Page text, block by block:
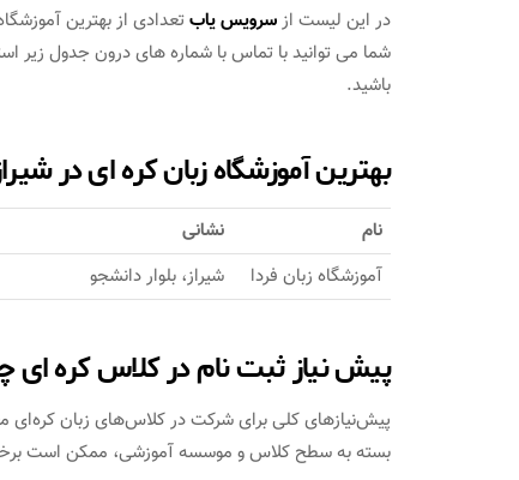
در این لیست ازسرویس یابتعدادی از بهترین
شما می توانید با تماس با شماره های درون جدول زیر
باشید.
بهترین آموزشگاه زبان کره ای در
نام نشانی
آموزشگاه زبان فردا
شیراز، بلوار دانشجو
پیش نیاز ثبت نام در کلاس کره
پیش‌نیازهای کلی برای شرکت در کلاس‌های زبان کره‌ای
بسته به سطح کلاس و موسسه آموزشی، ممکن است